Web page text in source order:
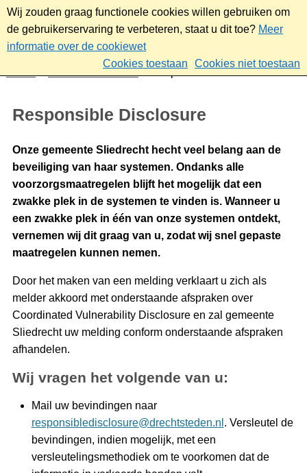
Wij zouden graag functionele cookies willen gebruiken om
de gebruikerservaring te verbeteren, staat u dit toe? Meer
informatie over de cookiewet
Cookies toestaan
Cookies niet toestaan
Over deze website Responsible Disclosure
Responsible Disclosure
Onze gemeente Sliedrecht hecht veel belang aan de
beveiliging van haar systemen. Ondanks alle
voorzorgsmaatregelen blijft het mogelijk dat een
zwakke plek in de systemen te vinden is. Wanneer u
een zwakke plek in één van onze systemen ontdekt,
vernemen wij dit graag van u, zodat wij snel gepaste
maatregelen kunnen nemen.
Door het maken van een melding verklaart u zich als
melder akkoord met onderstaande afspraken over
Coordinated Vulnerability Disclosure en zal gemeente
Sliedrecht uw melding conform onderstaande afspraken
afhandelen.
Wij vragen het volgende van u:
Mail uw bevindingen naar
responsibledisclosure@drechtsteden.nl . Versleutel de
bevindingen, indien mogelijk, met een
versleutelingsmethodiek om te voorkomen dat de